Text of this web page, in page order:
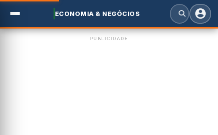
ECONOMIA & NEGÓCIOS
PUBLICIDADE